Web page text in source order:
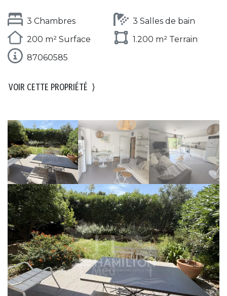
3 Chambres
3 Salles de bain
200 m² Surface
1.200 m² Terrain
87060585
VOIR CETTE PROPRIÉTÉ ⟩